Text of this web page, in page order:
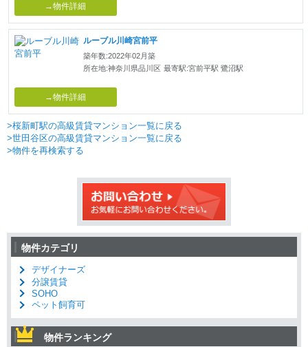
→物件詳細
ルーブル川崎宮前平
築年数:2022年02月築
所在地:神奈川県品川区 最寄駅:宮前平駅 鷺沼駅
→物件詳細
>桜新町駅の高級賃貸マンション一覧に戻る
>世田谷区の高級賃貸マンション一覧に戻る
>物件を再検索する
物件カテゴリ
デザイナーズ
分譲賃貸
SOHO
ペット飼育可
物件ランキング